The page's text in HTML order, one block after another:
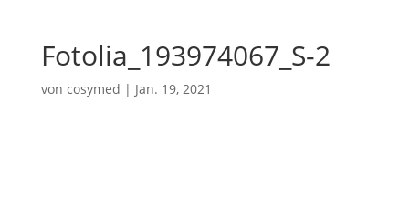
Fotolia_193974067_S-2
von cosymed | Jan. 19, 2021